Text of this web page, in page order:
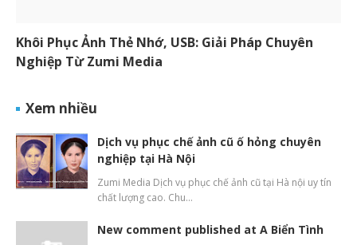
Khôi Phục Ảnh Thẻ Nhớ, USB: Giải Pháp Chuyên
Nghiệp Từ Zumi Media
Xem nhiều
Dịch vụ phục chế ảnh cũ ố hỏng chuyên
nghiệp tại Hà Nội
Zumi Media Dịch vụ phục chế ảnh cũ tại Hà nội uy tín
chất lượng cao. Chu…
New comment published at A Biển Tình